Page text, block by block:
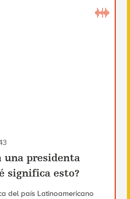
una presidenta
significa esto?
del país Latinoamericano